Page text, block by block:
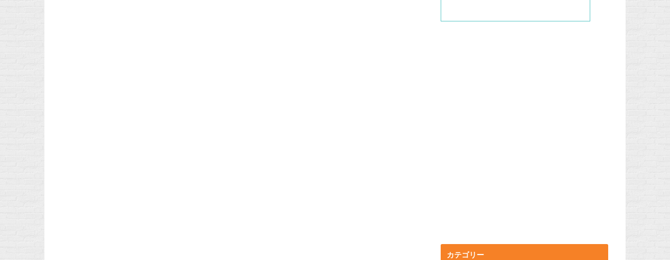
カテゴリー